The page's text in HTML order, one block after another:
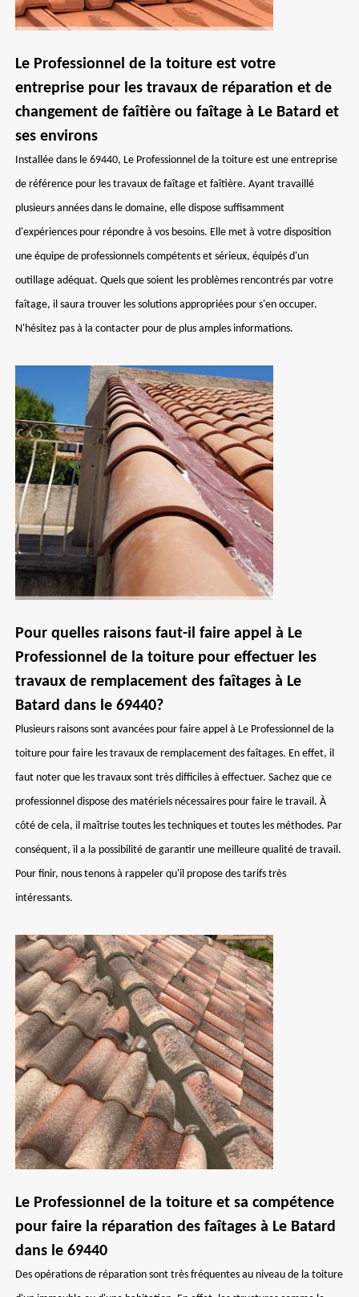
Le Professionnel de la toiture est votre
entreprise pour les travaux de réparation et de
changement de faîtière ou faîtage à Le Batard et
ses environs
Installée dans le 69440, Le Professionnel de la toiture est une entreprise
de référence pour les travaux de faîtage et faîtière. Ayant travaillé
plusieurs années dans le domaine, elle dispose suffisamment
d'expériences pour répondre à vos besoins. Elle met à votre disposition
une équipe de professionnels compétents et sérieux, équipés d'un
outillage adéquat. Quels que soient les problèmes rencontrés par votre
faîtage, il saura trouver les solutions appropriées pour s'en occuper.
N'hésitez pas à la contacter pour de plus amples informations.
Pour quelles raisons faut-il faire appel à Le
Professionnel de la toiture pour effectuer les
travaux de remplacement des faîtages à Le
Batard dans le 69440?
Plusieurs raisons sont avancées pour faire appel à Le Professionnel de la
toiture pour faire les travaux de remplacement des faîtages. En effet, il
faut noter que les travaux sont très difficiles à effectuer. Sachez que ce
professionnel dispose des matériels nécessaires pour faire le travail. À
côté de cela, il maîtrise toutes les techniques et toutes les méthodes. Par
conséquent, il a la possibilité de garantir une meilleure qualité de travail.
Pour finir, nous tenons à rappeler qu'il propose des tarifs très
intéressants.
Le Professionnel de la toiture et sa compétence
pour faire la réparation des faîtages à Le Batard
dans le 69440
Des opérations de réparation sont très fréquentes au niveau de la toiture